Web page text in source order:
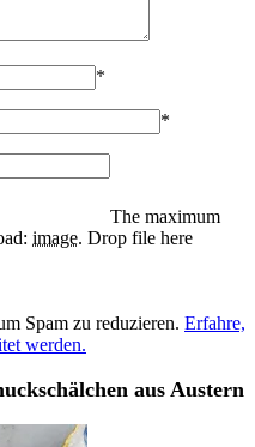
*
*
The maximum
image. Drop file here
Spam zu reduzieren. Erfahre,
werden.
aus Austern